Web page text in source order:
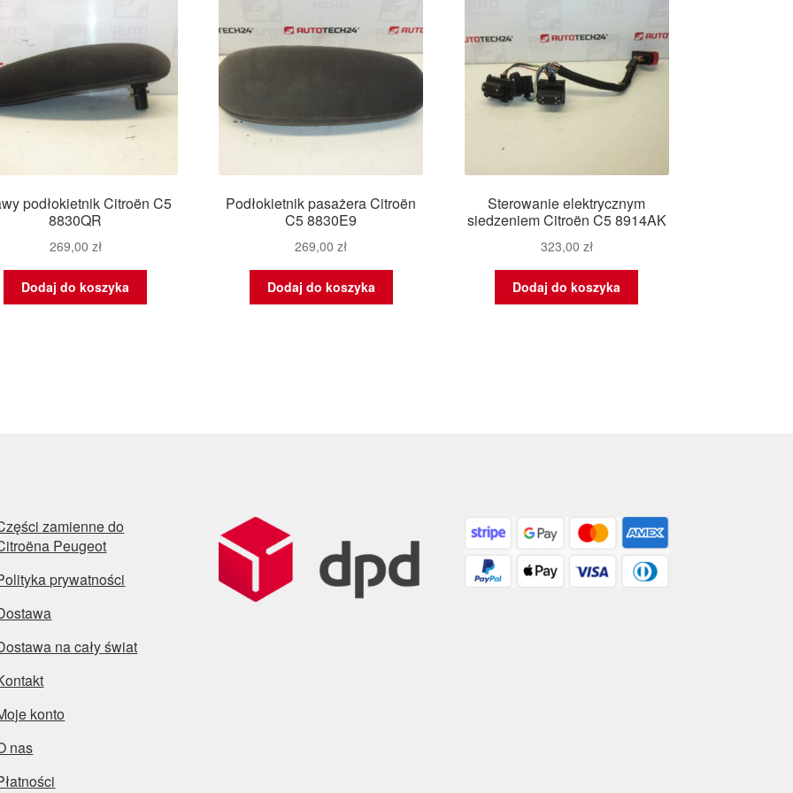
podłokietnik Citroën C5
8830QR
269,00 zł
Dodaj do koszyka
Podłokietnik pasażera Citroën
C5 8830E9
269,00zł
Dodaj do koszyka
Sterowanie elektrycznym
siedzeniem Citroën C5 8914AK
323,00 zł
Dodaj do koszyka
zamienne do
Peugeot
prywatności
na cały świat
konto
nas